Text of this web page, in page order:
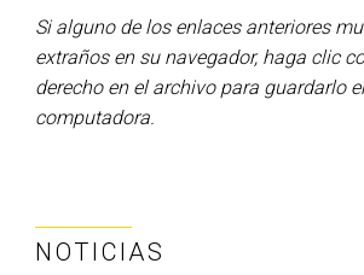
Si alguno de los enlaces anteriores
extraños en su navegador, haga clic
derecho en el archivo para guardarlo
computadora.
NOTICIAS